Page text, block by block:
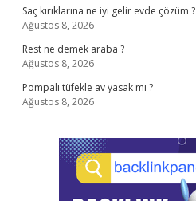
Saç kırıklarına ne iyi gelir evde çözüm ?
Ağustos 8, 2026
Rest ne demek araba ?
Ağustos 8, 2026
Pompalı tüfekle av yasak mı ?
Ağustos 8, 2026